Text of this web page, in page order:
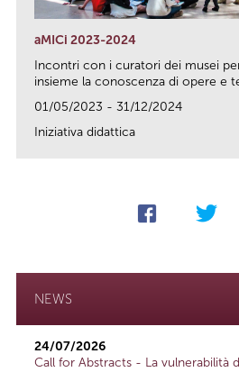
aMICi 2023-2024
Incontri con i curatori dei musei
insieme la conoscenza di opere e
01/05/2023 - 31/12/2024
Iniziativa didattica
NEWS
24/07/2026
Call for Abstracts - La vulnerabilità